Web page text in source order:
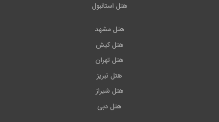
هتل استانبول
هتل مشهد
هتل کیش
هتل تهران
هتل تبریز
هتل شیراز
هتل دبی